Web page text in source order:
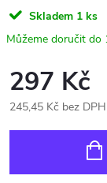
Skladem 1 ks
297 Kč
245,45 Kč bez DPH